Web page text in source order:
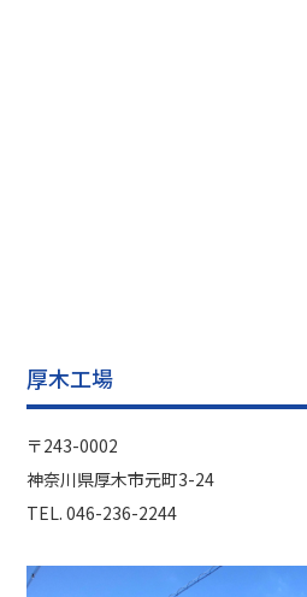
厚木工場
〒243-0002
神奈川県厚木市元町3-24
TEL. 046-236-2244